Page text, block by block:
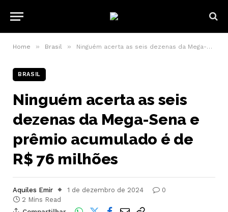
Home » Brasil » Ninguém acerta as seis dezenas da Mega-Sena e prêmio acumulado é de R$ 76 milhões
BRASIL
Ninguém acerta as seis
dezenas da Mega-Sena e
prêmio acumulado é de
R$ 76 milhões
Aquiles Emir 1 de dezembro de 2024
0
2 Mins Read